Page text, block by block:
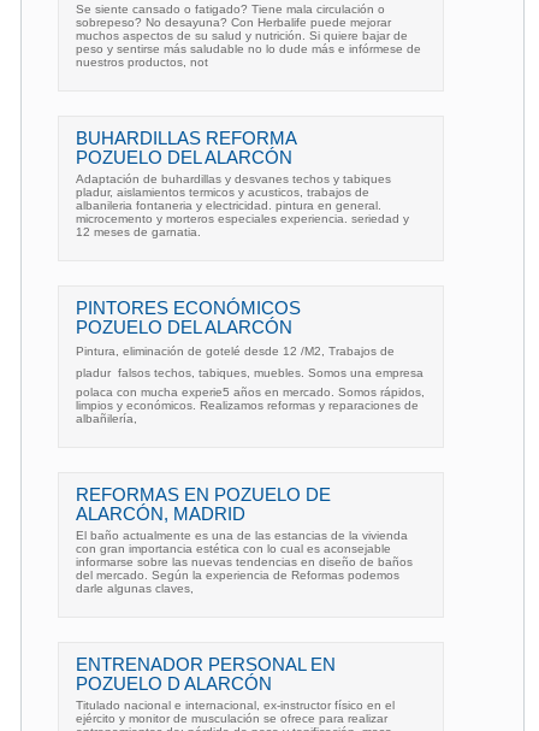
Se siente cansado o fatigado? Tiene mala circulación o
sobrepeso? No desayuna? Con Herbalife puede mejorar
muchos aspectos de su salud y nutrición. Si quiere bajar de
peso y sentirse más saludable no lo dude más e infórmese de
nuestros productos, not
BUHARDILLAS REFORMA
POZUELO DEL ALARCÓN
Adaptación de buhardillas y desvanes techos y tabiques
pladur, aislamientos termicos y acusticos, trabajos de
albanileria fontaneria y electricidad. pintura en general.
microcemento y morteros especiales experiencia. seriedad y
12 meses de garnatia.
PINTORES ECONÓMICOS
POZUELO DEL ALARCÓN
Pintura, eliminación de gotelé desde 12 /M2, Trabajos de
pladur  falsos techos, tabiques, muebles. Somos una empresa
polaca con mucha experie5 años en mercado. Somos rápidos,
limpios y económicos. Realizamos reformas y reparaciones de
albañilería,
REFORMAS EN POZUELO DE
ALARCÓN, MADRID
El baño actualmente es una de las estancias de la vivienda
con gran importancia estética con lo cual es aconsejable
informarse sobre las nuevas tendencias en diseño de baños
del mercado. Según la experiencia de Reformas podemos
darle algunas claves,
ENTRENADOR PERSONAL EN
POZUELO D ALARCÓN
Titulado nacional e internacional, ex-instructor físico en el
ejército y monitor de musculación se ofrece para realizar